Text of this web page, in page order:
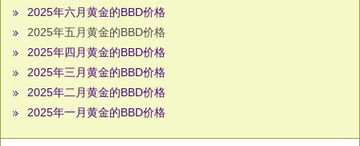
2025年六月黄金的BBD价格
2025年五月黄金的BBD价格
2025年四月黄金的BBD价格
2025年三月黄金的BBD价格
2025年二月黄金的BBD价格
2025年一月黄金的BBD价格